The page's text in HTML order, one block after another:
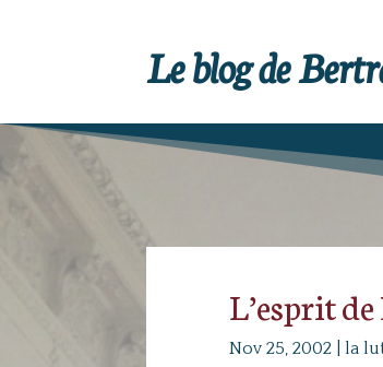
Le blog de
L’esprit
Nov 25, 2002| la